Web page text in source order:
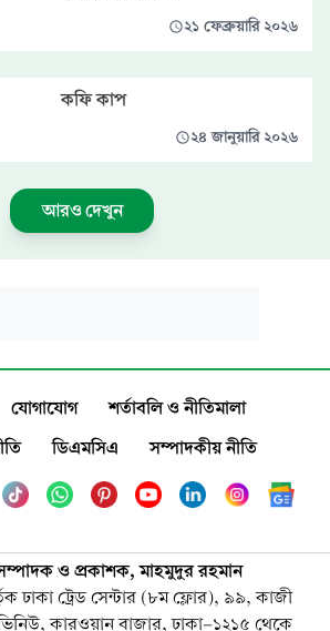
২১ ফেব্রুয়ারি ২০২৬
কফি কাপ
২৪ জানুয়ারি ২০২৬
আরও দেখুন
যোগাযোগ
শর্তাবলি ও নীতিমালা
ডিএমসিএ সম্পাদকীয় নীতি
ও প্রকাশক, মাহমুদুর রহমান
ঢাকা ট্রেড সেন্টার (৮ম ফ্লোর), ৯৯, কাজী
কারওয়ান বাজার, ঢাকা-১২১৫ থেকে